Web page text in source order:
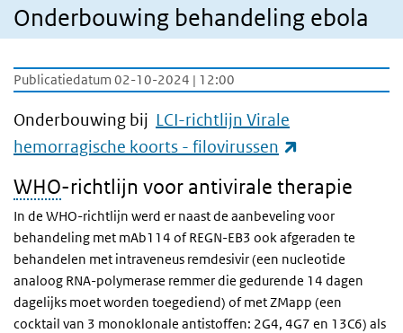
Onderbouwing behandeling ebola
Publicatiedatum 02-10-2024 | 12:00
Onderbouwing bij LCI-richtlijn Virale
hemorragische koorts - filovirussen
WHO-richtlijn voor antivirale therapie
In de WHO-richtlijn werd er naast de aanbeveling voor
behandeling met mAb114 of REGN-EB3 ook afgeraden te
behandelen met intraveneus remdesivir (een nucleotide
analoog RNA-polymerase remmer die gedurende 14 dagen
dagelijks moet worden toegediend) of met ZMapp (een
cocktail van 3 monoklonale antistoffen: 2G4, 4G7 en 13C6) als